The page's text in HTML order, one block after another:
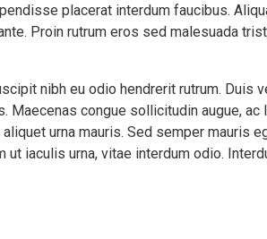
placerat interdum faucibus.
Proin rutrum eros sed malesuada
nibh eu odio hendrerit rutrum. Duis
Maecenas congue sollicitudin augue,
aliquet urna mauris. Sed semper mauris
ut iaculis urna, vitae interdum odio.